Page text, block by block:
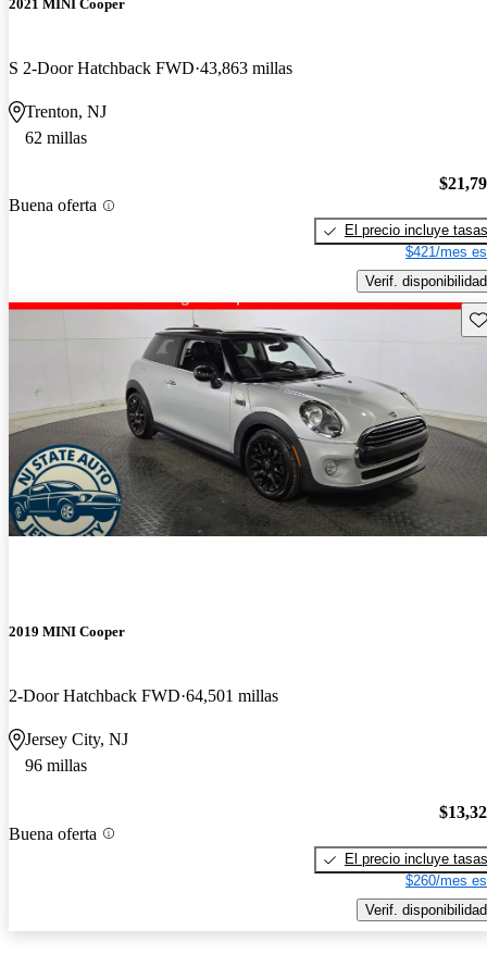
2021 MINI Cooper
S 2-Door Hatchback FWD 43,863 millas
Trenton, NJ
62 millas
Buena oferta
El precio incluye tasas
$421/mes
Verif. disponibilidad
2019 MINI Cooper
2-Door Hatchback FWD 64,501 millas
Jersey City, NJ
96 millas
Buena oferta
El precio incluye tasas
$260/mes
Verif. disponibilidad